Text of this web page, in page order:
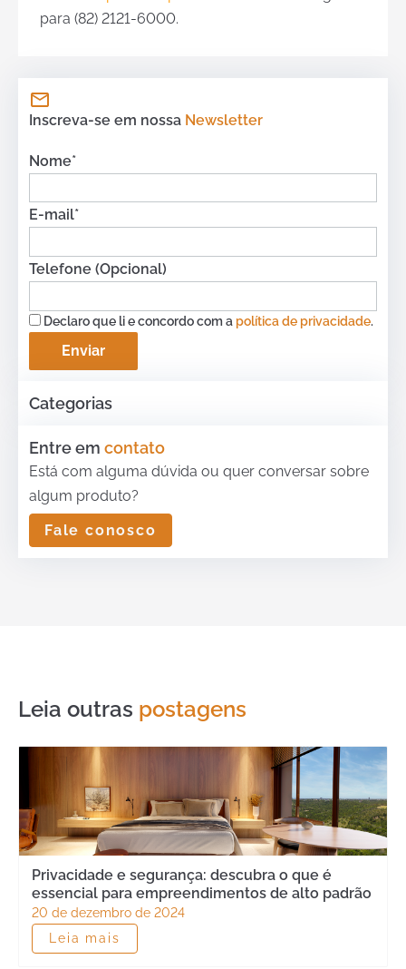
para (82) 2121-6000.
Inscreva-se em nossa Newsletter
Nome*
E-mail*
Telefone (Opcional)
Declaro que li e concordo com a política de privacidade.
Categorias
Entre em contato
Está com alguma dúvida ou quer conversar sobre
algum produto?
Fale conosco
Leia outras postagens
Privacidade e segurança: descubra o que é
essencial para empreendimentos de alto padrão
20 de dezembro de 2024
Leia mais